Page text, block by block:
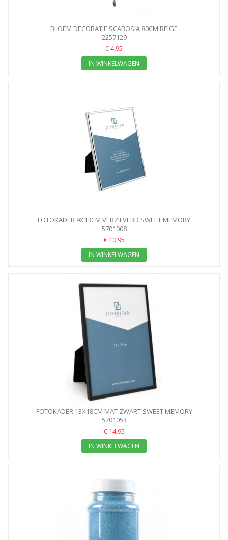
BLOEM DECORATIE SCABOSIA 80CM BEIGE
2257129
€ 4,95
IN WINKELWAGEN
FOTOKADER 9X13CM VERZILVERD SWEET MEMORY
5701008
€ 10,95
IN WINKELWAGEN
FOTOKADER 13X18CM MAT ZWART SWEET MEMORY
5701053
€ 14,95
IN WINKELWAGEN